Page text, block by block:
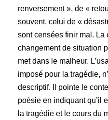
renversement », de «
souvent, celui de «
sont censées finir mal. La
changement de situation
met dans le malheur.
imposé pour la tragédie,
descriptif. Il pointe le
poésie en indiquant qu’il
la tragédie et le cours du